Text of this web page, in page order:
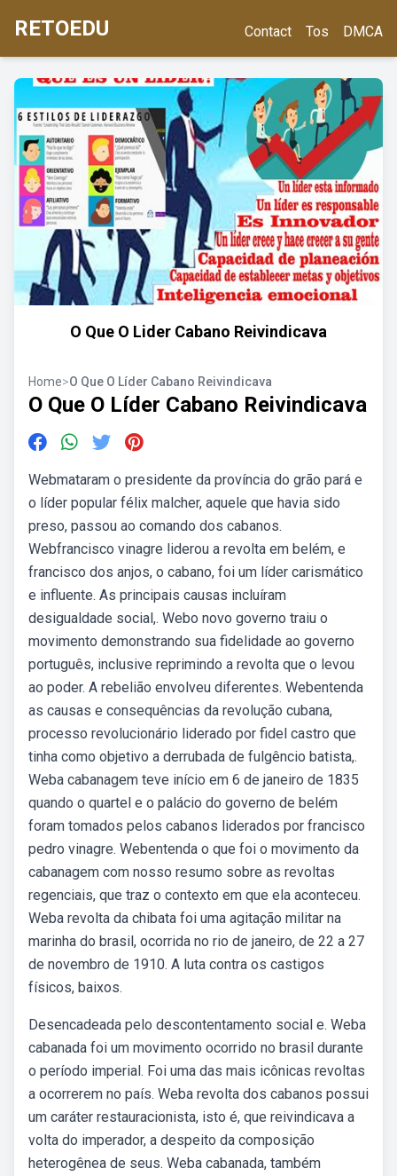
RETOEDU Contact Tos DMCA
O Que O Lider Cabano Reivindicava
Home>O Que O Líder Cabano Reivindicava
O Que O Líder Cabano Reivindicava
Webmataram o presidente da província do grão pará e
o líder popular félix malcher, aquele que havia sido
preso, passou ao comando dos cabanos.
Webfrancisco vinagre liderou a revolta em belém, e
francisco dos anjos, o cabano, foi um líder carismático
e influente. As principais causas incluíram
desigualdade social,. Webo novo governo traiu o
movimento demonstrando sua fidelidade ao governo
português, inclusive reprimindo a revolta que o levou
ao poder. A rebelião envolveu diferentes. Webentenda
as causas e consequências da revolução cubana,
processo revolucionário liderado por fidel castro que
tinha como objetivo a derrubada de fulgêncio batista,.
Weba cabanagem teve início em 6 de janeiro de 1835
quando o quartel e o palácio do governo de belém
foram tomados pelos cabanos liderados por francisco
pedro vinagre. Webentenda o que foi o movimento da
cabanagem com nosso resumo sobre as revoltas
regenciais, que traz o contexto em que ela aconteceu.
Weba revolta da chibata foi uma agitação militar na
marinha do brasil, ocorrida no rio de janeiro, de 22 a 27
de novembro de 1910. A luta contra os castigos
físicos, baixos.
Desencadeada pelo descontentamento social e. Weba
cabanada foi um movimento ocorrido no brasil durante
o período imperial. Foi uma das mais icônicas revoltas
a ocorrerem no país. Weba revolta dos cabanos possui
um caráter restauracionista, isto é, que reivindicava a
volta do imperador, a despeito da composição
heterogênea de seus. Weba cabanada, também